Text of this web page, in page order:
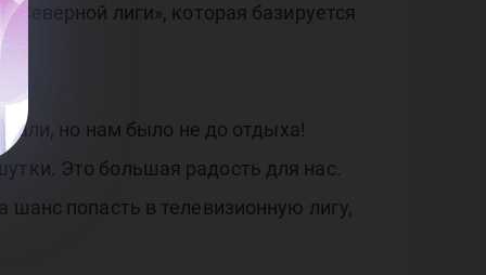
лиги», которая базируется
но нам было не до отдыха!
Это большая радость для нас.
попасть в телевизионную лигу,